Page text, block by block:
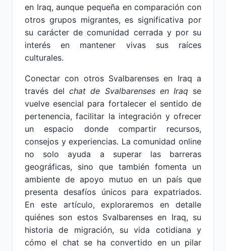
en Iraq, aunque pequeña en comparación con
otros grupos migrantes, es significativa por
su carácter de comunidad cerrada y por su
interés en mantener vivas sus raíces
culturales.
Conectar con otros Svalbarenses en Iraq a
través delchat de Svalbarenses en Iraqse
vuelve esencial para fortalecer el sentido de
pertenencia, facilitar la integración y ofrecer
un espacio donde compartir recursos,
consejos y experiencias. La comunidad online
no solo ayuda a superar las barreras
geográficas, sino que también fomenta un
ambiente de apoyo mutuo en un país que
presenta desafíos únicos para expatriados.
En este artículo, exploraremos en detalle
quiénes son estos Svalbarenses en Iraq, su
historia de migración, su vida cotidiana y
cómo el chat se ha convertido en un pilar